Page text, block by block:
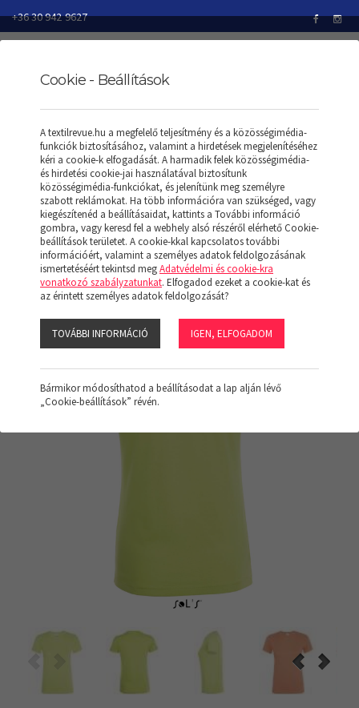
+36 30 942 9627
SOL'S REGENT NŐI KÖRNYAKÚ PÓLÓ
SOL'S REGENT NŐI
KÖRNYAKÚ PÓLÓ
Cookie - Beállítások
A textilrevue.hu a megfelelő teljesítmény és a közösségimédia-
funkciók biztosításához, valamint a hirdetések megjelenítéséhez
kéri a cookie-k elfogadását. A harmadik felek közösségimédia-
és hirdetési cookie-jai használatával biztosítunk
közösségimédia-funkciókat, és jelenítünk meg személyre
szabott reklámokat. Ha több információra van szükséged, vagy
kiegészítenéd a beállításaidat, kattints a További információ
gombra, vagy keresd fel a webhely alsó részéről elérhető Cookie-
beállítások területet. A cookie-kkal kapcsolatos további
információért, valamint a személyes adatok feldolgozásának
ismertetéséért tekintsd megAdatvédelmi és cookie-kra
vonatkozó szabályzatunkat. Elfogadod ezeket a cookie-kat és
az érintett személyes adatok feldolgozását?
TOVÁBBI INFORMÁCIÓ IGEN, ELFOGADOM
Bármikor módosíthatod a beállításodat a lap alján lévő
„Cookie-beállítások” révén.